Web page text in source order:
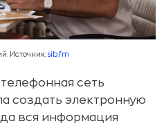
Источник: sib.fm
сеть
создать электронную
вся информация